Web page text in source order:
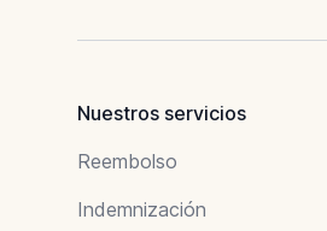
Nuestros servicios
Reembolso
Indemnización